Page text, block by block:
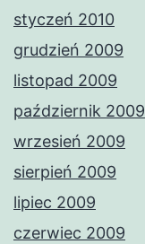
styczeń 2010
grudzień 2009
listopad 2009
październik 2009
wrzesień 2009
sierpień 2009
lipiec 2009
czerwiec 2009